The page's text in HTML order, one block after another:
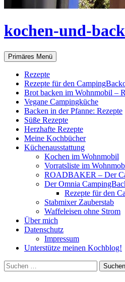
kochen-und-
Suchen
Primäres Menü
Rezepte
Rezepte für den
Brot backen im Wohnmobil –
Vegane Campingküche
Backen in der Pfanne: Rezepte
Süße Rezepte
Herzhafte Rezepte
Meine Kochbücher
Küchenausstattung
Kochen im Wohnmobil
Vorratsliste im
ROADBAKER – Der
Der Omnia
Rezepte für den
Stabmixer Zauberstab
Waffeleisen ohne Strom
Über mich
Datenschutz
Impressum
Unterstütze meinen Kochblog!
Suchen
nach: